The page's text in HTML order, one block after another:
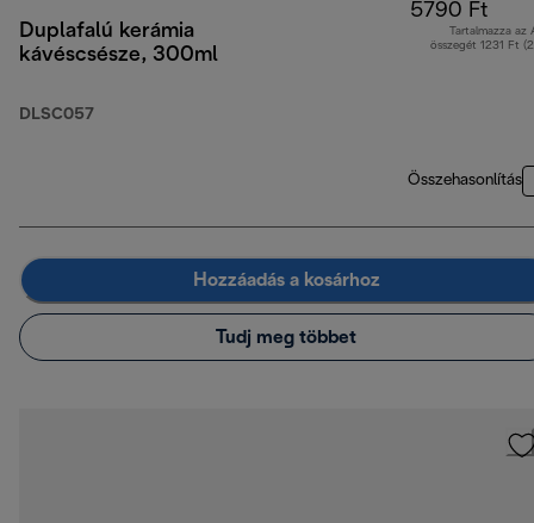
Duplafalú kerámia
kávéscsésze, 300ml
DLSC057
5790 Ft
Tartalmazza az
összegét 1231 Ft
Összehasonlítás
Hozzáadás a kosárhoz
Tudj meg többet